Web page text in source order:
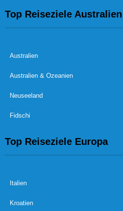
Top Reiseziele
Australien
Australien & Ozeanien
Neuseeland
Fidschi
Top Reiseziele Europa
Italien
Kroatien